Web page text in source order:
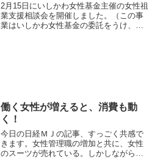
2月15日にいしかわ女性基金主催の女性祖
業支援相談会を開催しました。（この事
業はいしかわ女性基金の委託をうけ、ウ
働く女性が増えると、消費も動
く！
今日の日経ＭＪの記事、すっごく共感で
きます。女性管理職の増加と共に、女性
のスーツが売れている。しかしながら、